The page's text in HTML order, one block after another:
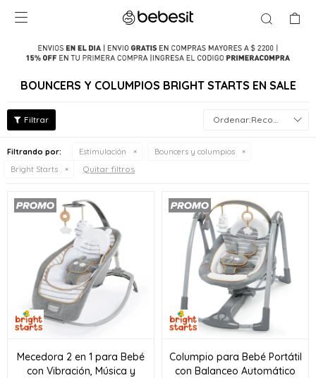

BOUNCERS Y COLUMPIOS BRIGHT STARTS EN SALE
Recomendados
Filtrando por: Estimulación
Bouncers y columpios
Bright Starts
Quitar filtros
Mecedora 2 en 1 para Bebé
con Vibración, Música y
Columpio para Bebé Portátil
con Balanceo Automático